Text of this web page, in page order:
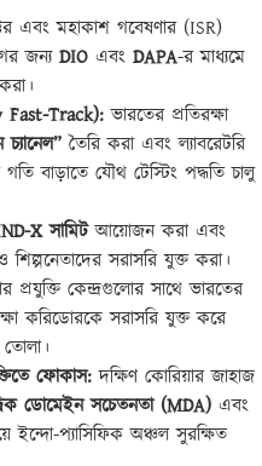
এবং মহাকাশ গবেষণার (ISR)
জন্য DIO এবং DAPA-র মাধ্যমে
Fast-Track): ভারতের প্রতিরক্ষা
চ্যানেল” তৈরি করা এবং ল্যাবরেটরি
গতি বাড়াতে যৌথ টেস্টিং পদ্ধতি চালু
Xসামিটআয়োজন করা এবং
সরাসরি যুক্ত করা।
প্রযুক্তি কেন্দ্রগুলোর সাথে ভারতের
করিডোরকে সরাসরি যুক্ত করে
ফোকাস: দক্ষিণ কোরিয়ার জাহাজ
ডোমেইন সচেতনতা (MDA) এবং
ইন্দো-প্যাসিফিক অঞ্চল সুরক্ষিত